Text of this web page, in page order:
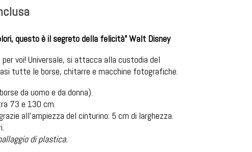
questo è il segreto della felicità” Walt Disney
voi! Universale, si attacca alla custodia del
tutte le borse, chitarre e macchine fotografiche.
da uomo e da donna).
73 e 130 cm.
all’ampiezza del cinturino: 5 cm di larghezza.
di plastica.